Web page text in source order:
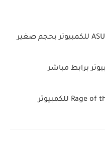
تحميل لعبة Rage of the Dragons NEO للكمبيوتر